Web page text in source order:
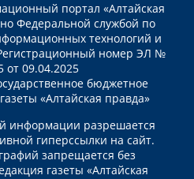
портал «Алтайская
Федеральной службой по
технологий и
номер ЭЛ №
от 09.04.2025
бюджетное
«Алтайская правда»
информации разрешается
гиперссылки на сайт.
запрещается без
газеты «Алтайская